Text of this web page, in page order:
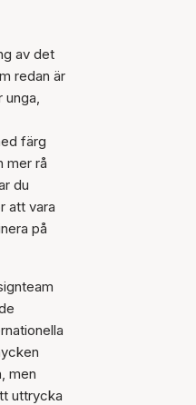
av det
redan är
unga,
färg
mer rå
du
att vara
på
men
uttrycka